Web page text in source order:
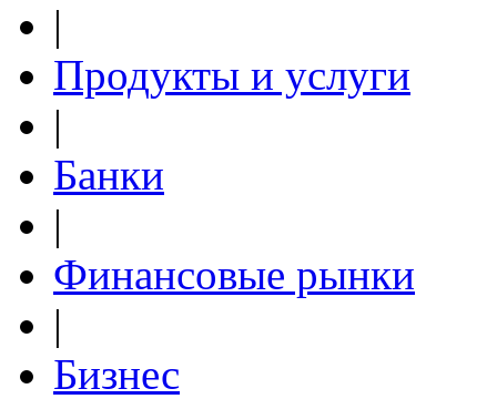
|
Продукты и услуги
|
Банки
|
Финансовые рынки
|
Бизнес